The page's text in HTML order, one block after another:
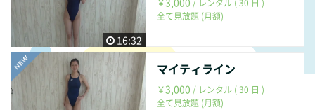
16:32
￥
/ レンタル ( 30 日 )
全て見放題 (月額)
マイティライン
￥3,000 / レンタル ( 30 日 )
全て見放題 (月額)